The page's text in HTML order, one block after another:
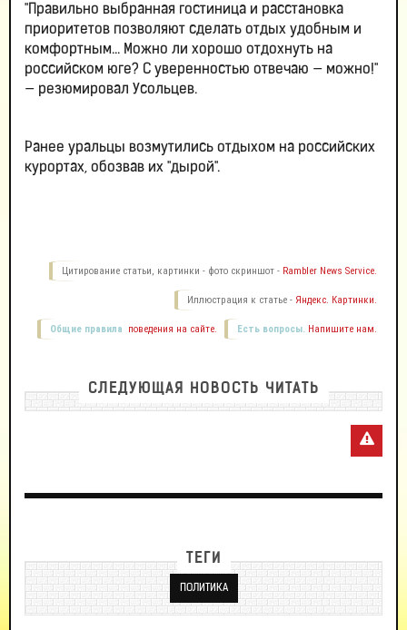
"Правильно выбранная гостиница и расстановка
приоритетов позволяют сделать отдых удобным и
комфортным... Можно ли хорошо отдохнуть на
российском юге? С уверенностью отвечаю — можно!"
— резюмировал Усольцев.
Ранее уральцы возмутились отдыхом на российских
курортах, обозвав их "дырой".
Цитирование статьи, картинки - фото скриншот - Rambler News Service.
Иллюстрация к статье - Яндекс. Картинки.
Есть вопросы. Напишите нам.
Общие правила поведения на сайте.
СЛЕДУЮЩАЯ НОВОСТЬ ЧИТАТЬ
ТЕГИ
ПОЛИТИКА